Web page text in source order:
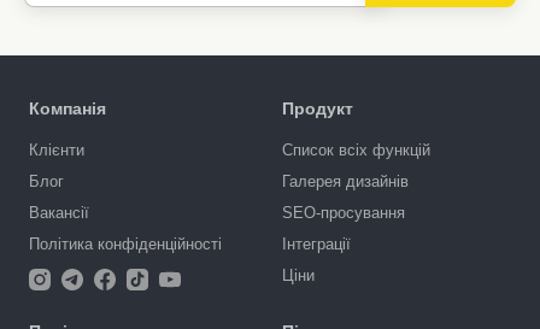
Компанія
Клієнти
Блог
Вакансії
Політика конфіденційності
Продукт
Список всіх функцій
Галерея дизайнів
SEO-просування
Інтеграції
Ціни